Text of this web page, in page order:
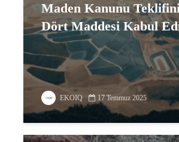
Maden Kanunu
Dört Maddesi Kabul
EKOIQ 17 Temmuz 2025